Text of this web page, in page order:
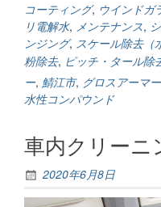
コーティング, ウインドガ
リ電解水, メンテナンス,
ンジング, スケール除去（
粉除去, ピッチ・タール除
ー, 鯖江市, グロスアーマー
水性コンパウンド
車内クリーニ
2020年6月8日